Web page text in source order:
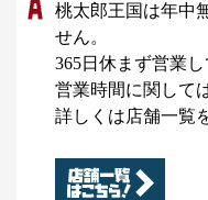
桃太郎王国は年中
せん。
365日休まず営業し
営業時間に関して
詳しくは店舗一覧